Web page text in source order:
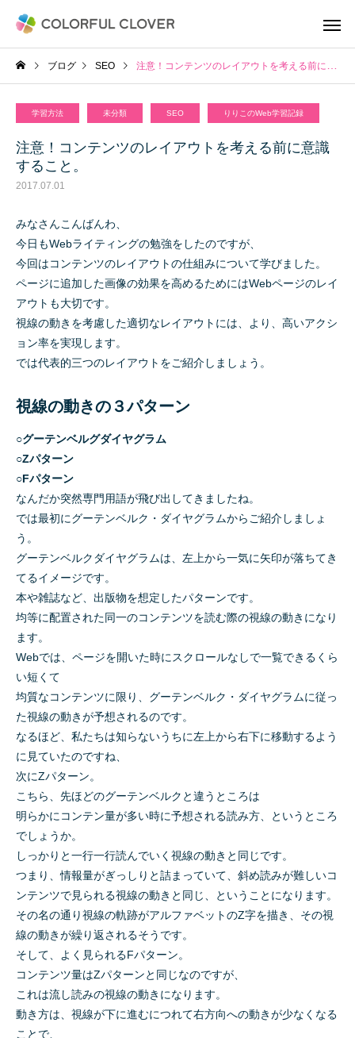
ブログ SEO 注意！コンテンツのレイアウトを考える前に意識すること。
学習方法 未分類 SEO りりこのWeb学習記録
注意！コンテンツのレイアウトを考える前に意識
すること。
2017.07.01
みなさんこんばんわ、
今日もWebライティングの勉強をしたのですが、
今回はコンテンツのレイアウトの仕組みについて学びました。
ページに追加した画像の効果を高めるためにはWebページのレイ
アウトも大切です。
視線の動きを考慮した適切なレイアウトには、より、高いアクシ
ョン率を実現します。
では代表的三つのレイアウトをご紹介しましょう。
視線の動きの３パターン
○グーテンベルグダイヤグラム
○Zパターン
○Fパターン
なんだか突然専門用語が飛び出してきましたね。
では最初にグーテンベルク・ダイヤグラムからご紹介しましょ
う。
グーテンベルクダイヤグラムは、左上から一気に矢印が落ちてき
てるイメージです。
本や雑誌など、出版物を想定したパターンです。
均等に配置された同一のコンテンツを読む際の視線の動きになり
ます。
Webでは、ページを開いた時にスクロールなしで一覧できるくら
い短くて
均質なコンテンツに限り、グーテンベルク・ダイヤグラムに従っ
た視線の動きが予想されるのです。
なるほど、私たちは知らないうちに左上から右下に移動するよう
に見ていたのですね、
次にZパターン。
こちら、先ほどのグーテンベルクと違うところは
明らかにコンテン量が多い時に予想される読み方、というところ
でしょうか。
しっかりと一行一行読んでいく視線の動きと同じです。
つまり、情報量がぎっしりと詰まっていて、斜め読みが難しいコ
ンテンツで見られる視線の動きと同じ、ということになります。
その名の通り視線の軌跡がアルファベットのZ字を描き、その視
線の動きが繰り返されるそうです。
そして、よく見られるFパターン。
コンテンツ量はZパターンと同じなのですが、
これは流し読みの視線の動きになります。
動き方は、視線が下に進むにつれて右方向への動きが少なくなる
ことで、